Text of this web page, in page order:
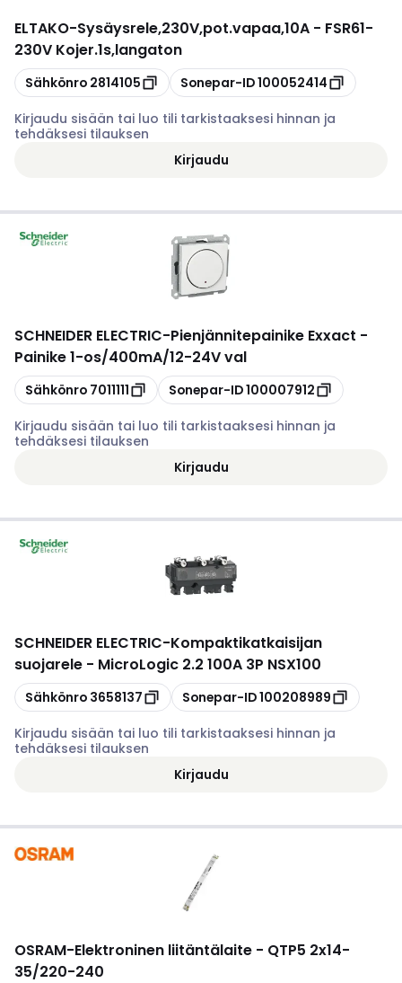
ELTAKO-Sysäysrele,230V,pot.vapaa,10A - FSR61-
230V Kojer.1s,langaton
Kopioi
Sähkönro 2814105 Kopioi
Sonepar-ID100052414
Kirjaudu sisään tai luo tili tarkistaaksesi hinnan ja
tehdäksesi tilauksen
Kirjaudu
SCHNEIDER ELECTRIC-Pienjännitepainike Exxact -
Painike 1-os/400mA/12-24V val
Kopioi
Sähkönro 7011111 Kopioi
Sonepar-ID100007912
Kirjaudu sisään tai luo tili tarkistaaksesi hinnan ja
tehdäksesi tilauksen
Kirjaudu
SCHNEIDER ELECTRIC-Kompaktikatkaisijan
suojarele - MicroLogic 2.2 100A 3P NSX100
Kopioi
Sähkönro 3658137 Kopioi
Sonepar-ID100208989
Kirjaudu sisään tai luo tili tarkistaaksesi hinnan ja
tehdäksesi tilauksen
Kirjaudu
OSRAM-Elektroninen liitäntälaite - QTP5 2x14-
35/220-240